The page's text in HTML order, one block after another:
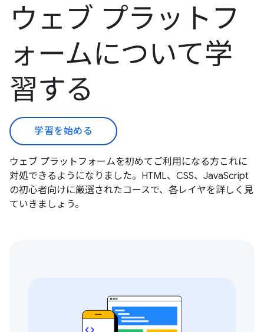
ウェブ プラットフ
ォームについて学
習する
学習を始める
ウェブ プラットフォームを初めてご利用になる方これに
対処できるようになりました。HTML、CSS、JavaScript
の初心者向けに厳選されたコースで、各レイヤを詳しく見
ていきましょう。